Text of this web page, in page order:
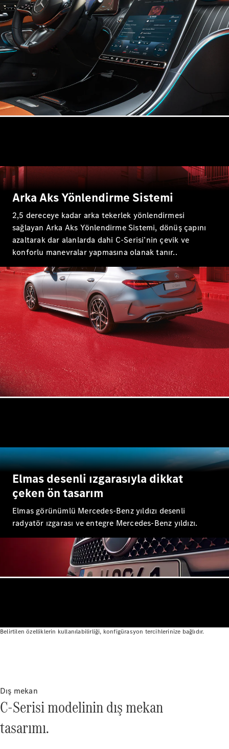
A-Serisi
Hatchback
Aracını
Tasarla
Tüm Coupé
CLE Coupé
Mercedes-
AMG GT
Coupé
Mercedes-
AMG GT
4-Kapı
Coupé
Elektrik
Aracını
Tasarla
Test Sürüşü
Online
Store
Cabriolet/Roadster
Tüm
Cabriolet/Roadster
CLE
Cabriolet
Mercedes-
AMG SL
Roadster
Mercedes-
Maybach SL
Monogram
Test Sürüşü
Arka Aks Yönlendirme Sistemi
2,5 dereceye kadar arka tekerlek yönlendirmesi
sağlayan Arka Aks Yönlendirme Sistemi, dönüş çapını
azaltarak dar alanlarda dahi C-Serisi’nin çevik ve
konforlu manevralar yapmasına olanak tanır..
Elmas desenli ızgarasıyla dikkat
çeken ön tasarım
Elmas görünümlü Mercedes-Benz yıldızı desenli
radyatör ızgarası ve entegre Mercedes-Benz yıldızı.
Belirtilen özelliklerin kullanılabilirliği, konfigürasyon tercihlerinize bağlıdır.
Dış mekan
C-Serisi modelinin dış mekan
tasarımı.